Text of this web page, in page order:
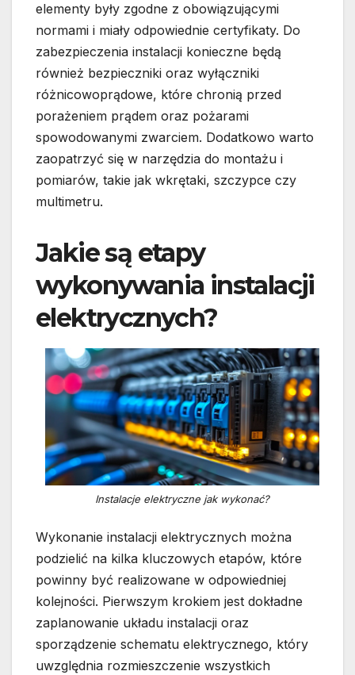
elementy były zgodne z obowiązującymi
normami i miały odpowiednie certyfikaty. Do
zabezpieczenia instalacji konieczne będą
również bezpieczniki oraz wyłączniki
różnicowoprądowe, które chronią przed
porażeniem prądem oraz pożarami
spowodowanymi zwarciem. Dodatkowo warto
zaopatrzyć się w narzędzia do montażu i
pomiarów, takie jak wkrętaki, szczypce czy
multimetru.
Jakie są etapy
wykonywania instalacji
elektrycznych?
Instalacje elektryczne jak wykonać?
Wykonanie instalacji elektrycznych można
podzielić na kilka kluczowych etapów, które
powinny być realizowane w odpowiedniej
kolejności. Pierwszym krokiem jest dokładne
zaplanowanie układu instalacji oraz
sporządzenie schematu elektrycznego, który
uwzględnia rozmieszczenie wszystkich